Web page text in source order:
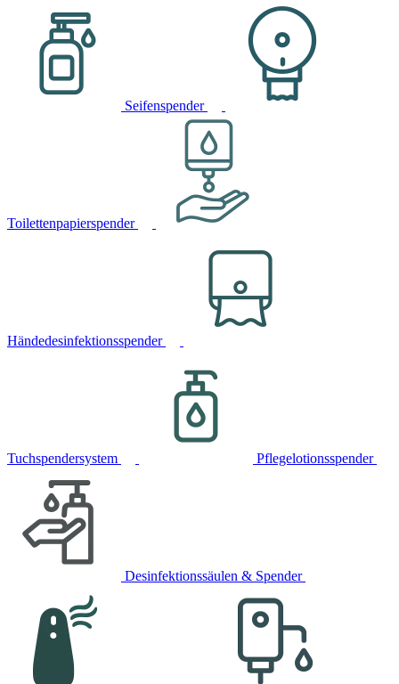
Seifenspender
Toilettenpapierspender
Händedesinfektionsspender
Tuchspendersystem Pflegelotionsspender
Desinfektionssäulen & Spender